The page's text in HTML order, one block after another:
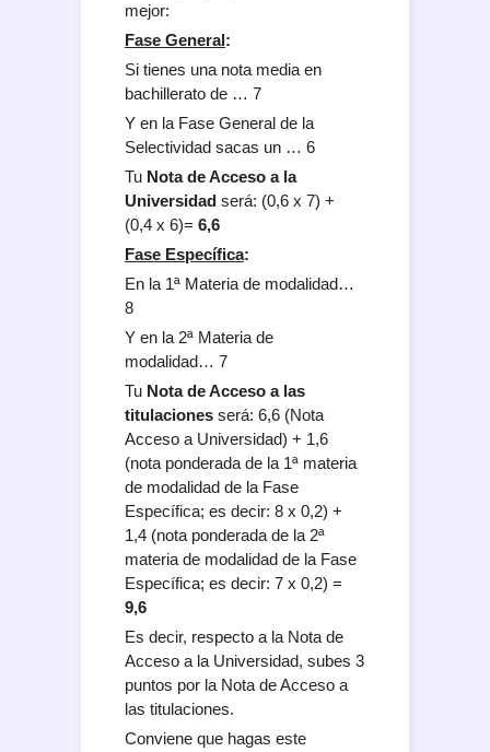
mejor:
Fase General:
Si tienes una nota media en
bachillerato de … 7
Y en la Fase General de la
Selectividad sacas un … 6
Tu Nota de Acceso a la
Universidad será: (0,6 x 7) +
(0,4 x 6)= 6,6
Fase Específica:
En la 1ª Materia de modalidad…
8
Y en la 2ª Materia de
modalidad… 7
Tu Nota de Acceso a las
titulaciones será: 6,6 (Nota
Acceso a Universidad) + 1,6
(nota ponderada de la 1ª materia
de modalidad de la Fase
Específica; es decir: 8 x 0,2) +
1,4 (nota ponderada de la 2ª
materia de modalidad de la Fase
Específica; es decir: 7 x 0,2) =
9,6
Es decir, respecto a la Nota de
Acceso a la Universidad, subes 3
puntos por la Nota de Acceso a
las titulaciones.
Conviene que hagas este